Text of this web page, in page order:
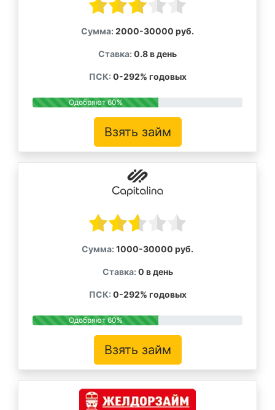
Сумма: 2000-30000 руб.
Ставка: 0.8 в день
ПСК: 0-292% годовых
Одобряют 60%
Взять займ
Сумма: 1000-30000 руб.
Ставка: 0 в день
ПСК: 0-292% годовых
Одобряют 60%
Взять займ